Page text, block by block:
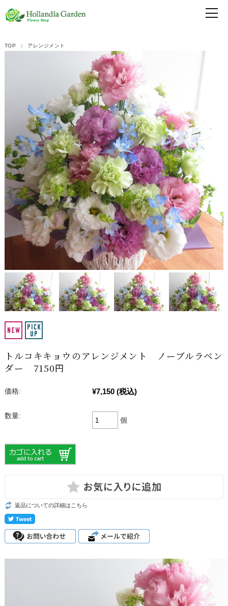
TOP アレンジメント
トルコキキョウのアレンジメント ノーブルラベン
ダー 7150円
価格: ¥7,150 (税込)
数量:
個
返品についての詳細はこちら